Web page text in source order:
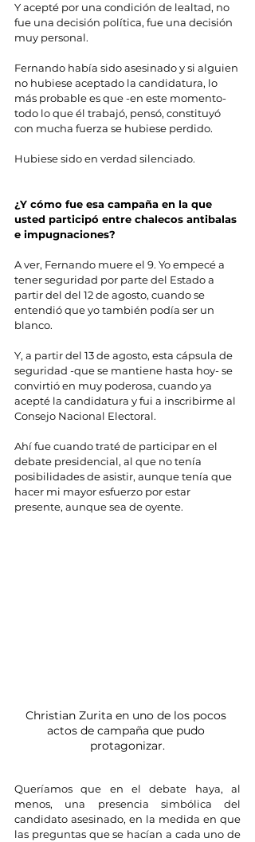
Y acepté por una condición de lealtad, no
fue una decisión política, fue una decisión
muy personal.
Fernando había sido asesinado y si alguien
no hubiese aceptado la candidatura, lo
más probable es que -en este momento-
todo lo que él trabajó, pensó, constituyó
con mucha fuerza se hubiese perdido.
Hubiese sido en verdad silenciado.
¿Y cómo fue esa campaña en la que
usted participó entre chalecos antibalas
e impugnaciones?
A ver, Fernando muere el 9. Yo empecé a
tener seguridad por parte del Estado a
partir del del 12 de agosto, cuando se
entendió que yo también podía ser un
blanco.
Y, a partir del 13 de agosto, esta cápsula de
seguridad -que se mantiene hasta hoy- se
convirtió en muy poderosa, cuando ya
acepté la candidatura y fui a inscribirme al
Consejo Nacional Electoral.
Ahí fue cuando traté de participar en el
debate presidencial, al que no tenía
posibilidades de asistir, aunque tenía que
hacer mi mayor esfuerzo por estar
presente, aunque sea de oyente.
Christian Zurita en uno de los pocos
actos de campaña que pudo
protagonizar.
Queríamos que en el debate haya, al
menos, una presencia simbólica del
candidato asesinado, en la medida en que
las preguntas que se hacían a cada uno de